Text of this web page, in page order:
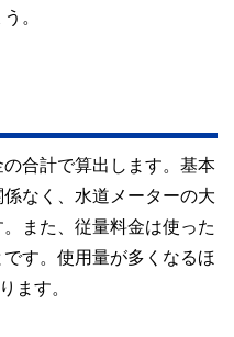
。
合計で算出します。基本
なく、水道メーターの大
また、従量料金は使った
す。使用量が多くなるほ
ます。